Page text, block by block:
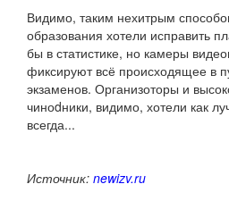
Видимо, таким нехитрым
образования хотели исправить
бы в статистике, но камеры
фиксируют всё происходящее в
экзаменов. Организоторы и
чиноdники, видимо, хотели как
всегда...
Источник: newizv.ru